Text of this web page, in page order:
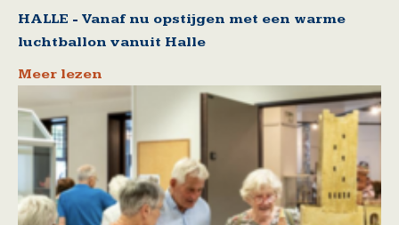
HALLE - Vanaf nu opstijgen met een warme
luchtballon vanuit Halle
Meer lezen